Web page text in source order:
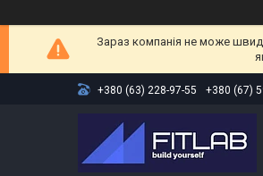
Зараз компанія не може
+380 (63) 228-97-55 +380 (67)